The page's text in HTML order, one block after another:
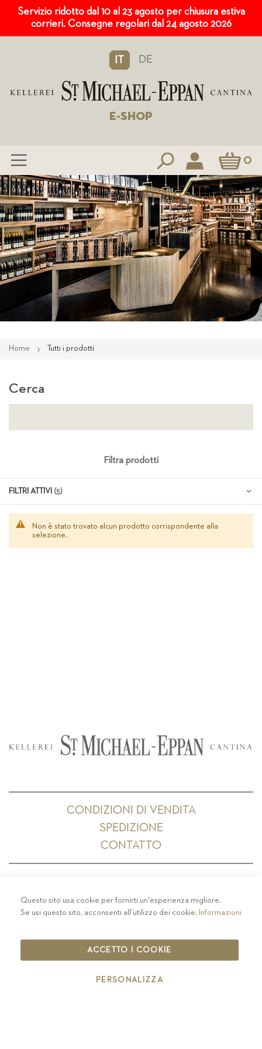
Servizio ridotto dal 10 al 23 agosto per chiusura estiva
corrieri. Consegne regolari dal 24 agosto 2026
IT DE
E-SHOP
Carrello0
Salta
al
contenuto
Home Tutti i prodotti
Non è stato trovato alcun prodotto corrispondente alla
selezione.
Cerca
Filtra prodotti
FILTRI ATTIVI
CONDIZIONI DI VENDITA
SPEDIZIONE
CONTATTO
PRIVACY-COLOPHON - COOKIE POLICY
CODICE ETICO
IT00126670215
Questo sito usa cookie per fornirti un'esperienza migliore.
Se usi questo sito, acconsenti all'utilizzo dei cookie. Informazioni
ACCETTO I COOKIE
PERSONALIZZA